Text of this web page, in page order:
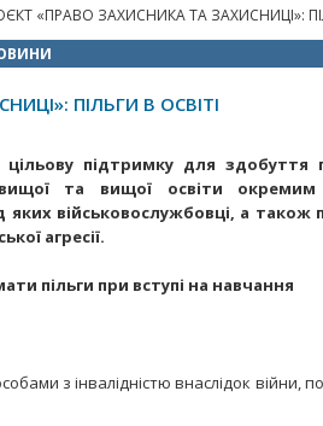
«ПРАВО ЗАХИСНИКА ТА ЗАХИСНИЦІ»:
ПІЛЬГИ В ОСВІТІ
підтримку для здобуття
та вищої освіти окремим
яких військовослужбовці, а також
агресії.
пільги при вступі на навчання
з інвалідністю внаслідок війни,